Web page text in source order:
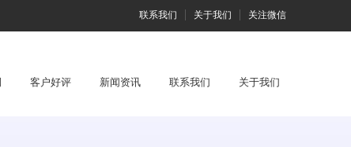
联系我们 关于我们 关注微信
客户好评 新闻资讯 联系我们 关于我们